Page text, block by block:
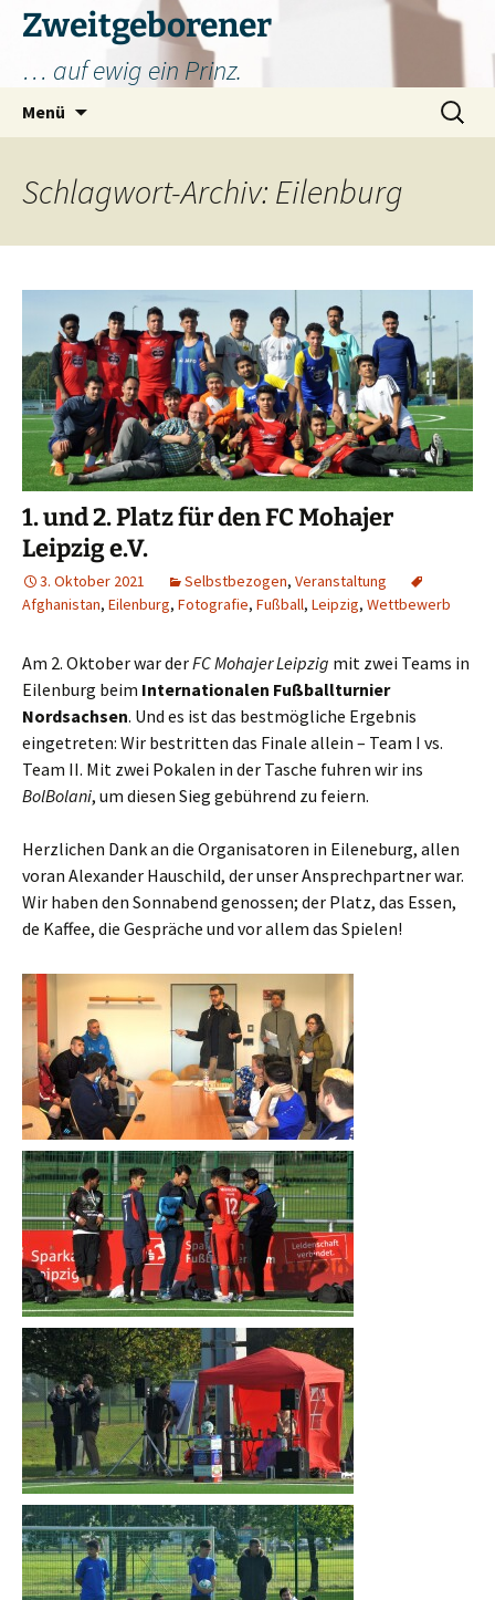
Zum
Inhalt
springen
Zweitgeborener
… auf ewig ein Prinz.
Menü
Suchen
nach:
Schlagwort-Archiv: Eilenburg
1. und 2. Platz für den FC Mohajer
Leipzig e.V.
3. Oktober 2021 Selbstbezogen, Veranstaltung
Afghanistan, Eilenburg, Fotografie, Fußball, Leipzig, Wettbewerb
Am 2. Oktober war derFC Mohajer Leipzig mit zwei Teams in
Eilenburg beim Internationalen Fußballturnier
Nordsachsen. Und es ist das bestmögliche Ergebnis
eingetreten: Wir bestritten das Finale allein – Team I vs.
Team II. Mit zwei Pokalen in der Tasche fuhren wir ins
BolBolani, um diesen Sieg gebührend zu feiern.
Herzlichen Dank an die Organisatoren in Eileneburg, allen
voran Alexander Hauschild, der unser Ansprechpartner war.
Wir haben den Sonnabend genossen; der Platz, das Essen,
de Kaffee, die Gespräche und vor allem das Spielen!